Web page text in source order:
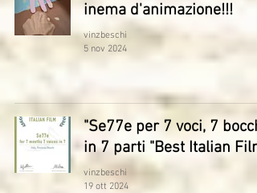
inema d'animazione!!!
vinzbeschi
5 nov 2024
"Se77e per 7 voci, 7
in 7 parti "Best Italian Film
vinzbeschi
19 ott 2024